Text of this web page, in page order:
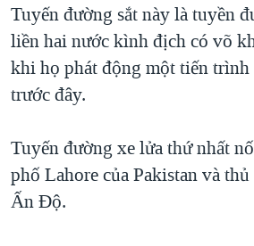
NGƯ DÂN VIỆT VÀ LÀN SÓNG
BÊN KIA QUỐC LỘ: TIẾNG VỌNG
QUAN HỆ VIỆT MỸ
Tuyến đường sắt này là tuyền
liền hai nước kình địch có võ
khi họ phát động một tiến trình
trước đây.
Tuyến đường xe lửa thứ nhất
phố Lahore của Pakistan và
Ấn Độ.